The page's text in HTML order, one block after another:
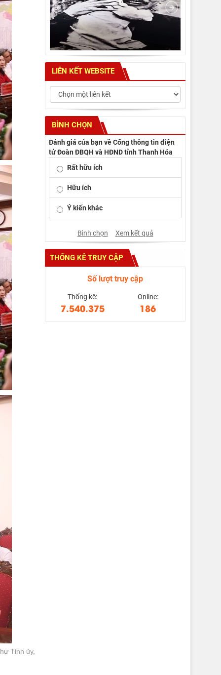
Tỉnh ủy,
LIÊN KẾT WEBSITE
BÌNH CHỌN
Đánh giá của bạn về Cổng thông tin điện
tử Đoàn ĐBQH và HĐND tỉnh Thanh Hóa
Rất hữu ích
Hữu ích
Ý kiến khác
Bình chọn Xem kết quả
THỐNG KÊ TRUY CẬP
Số lượt truy cập
Thống kê:
7.540.375
Online:
186